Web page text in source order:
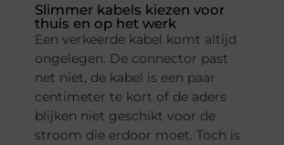
Slimmer kabels kiezen voor
thuis en op het werk
Een verkeerde kabel komt altijd
ongelegen. De connector past
net niet, de kabel is een paar
centimeter te kort of de aders
blijken niet geschikt voor de
stroom die erdoor moet. Toch is